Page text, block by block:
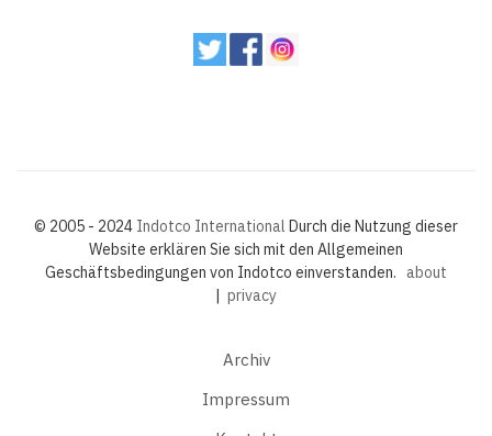
© 2005 - 2024 Indotco International Durch die Nutzung dieser
Website erklären Sie sich mit den Allgemeinen
Geschäftsbedingungen von Indotco einverstanden. about
| privacy
Archiv
Impressum